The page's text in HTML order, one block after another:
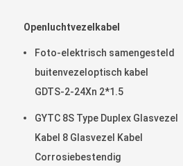
Openluchtvezelkabel
Foto-elektrisch samengesteld
buitenvezeloptisch kabel
GDTS-2-24Xn 2*1.5
GYTC 8S Type Duplex Glasvezel
Kabel 8 Glasvezel Kabel
Corrosiebestendig